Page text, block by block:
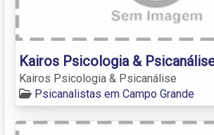
Kairos Psicologia &
Kairos Psicologia & Psicanálise
Psicanalistas em Campo Grande